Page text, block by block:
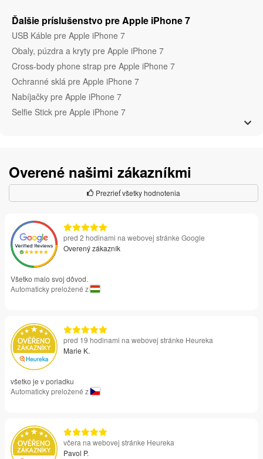
Ďalšie príslušenstvo pre Apple iPhone 7
USB Káble pre Apple iPhone 7
Obaly, púzdra a kryty pre Apple iPhone 7
Cross-body phone strap pre Apple iPhone 7
Ochranné sklá pre Apple iPhone 7
Nabíjačky pre Apple iPhone 7
Selfie Stick pre Apple iPhone 7
Overené našimi zákazníkmi
Prezrieť všetky hodnotenia
pred 2 hodinami na webovej stránke Google
Overený zákazník
Všetko malo svoj dôvod.
Automaticky preložené z
pred 19 hodinami na webovej stránke Heureka
Marie K.
všetko je v poriadku
Automaticky preložené z
včera na webovej stránke Heureka
Pavol P.